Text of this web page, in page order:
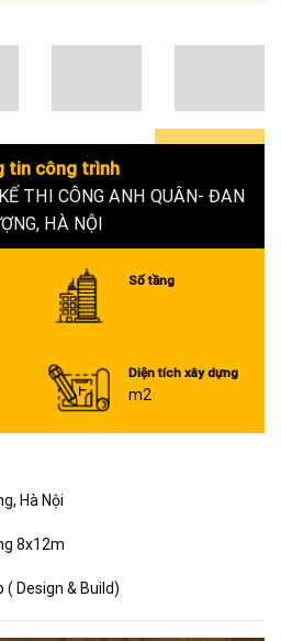
0+
tin công trình
THI CÔNG ANH QUÂN- ĐAN
HÀ NỘI
Số tầng
Diện tích xây dựng
m2
Hà Nội
8x12m
Design & Build)